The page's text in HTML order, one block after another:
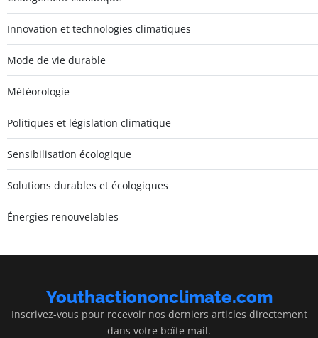
Innovation et technologies climatiques
Mode de vie durable
Météorologie
Politiques et législation climatique
Sensibilisation écologique
Solutions durables et écologiques
Énergies renouvelables
Youthactiononclimate.com
Inscrivez-vous pour recevoir nos derniers articles directement
dans votre boîte mail.